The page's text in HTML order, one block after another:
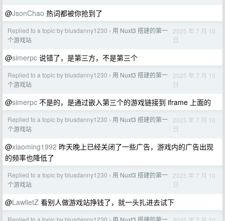
@JsonChao 热词都被你抢到了
Replied to a topic by blusdanny1230 › 用 Nuxt3 搭建的第一
个游戏站
2025 年 7 月 10
日
@simerpc 说错了，是第三方，不是第三个
Replied to a topic by blusdanny1230 › 用 Nuxt3 搭建的第一
个游戏站
2025 年 7 月 10
日
@simerpc 不是的，是通过嵌入第三个的游戏链接到 iframe 上面的
Replied to a topic by blusdanny1230 › 用 Nuxt3 搭建的第一
个游戏站
2025 年 7 月 10
日
@xiaoming1992 昨天晚上已经关闭了一些广告，游戏内的广告出现
的频率也降低了
Replied to a topic by blusdanny1230 › 用 Nuxt3 搭建的第一
个游戏站
2025 年 7 月 10
日
@LawlietZ 看别人做游戏站挣钱了，就一头扎进去试下
Replied to a topic by blusdanny1230 用 Nuxt3 搭建的第一